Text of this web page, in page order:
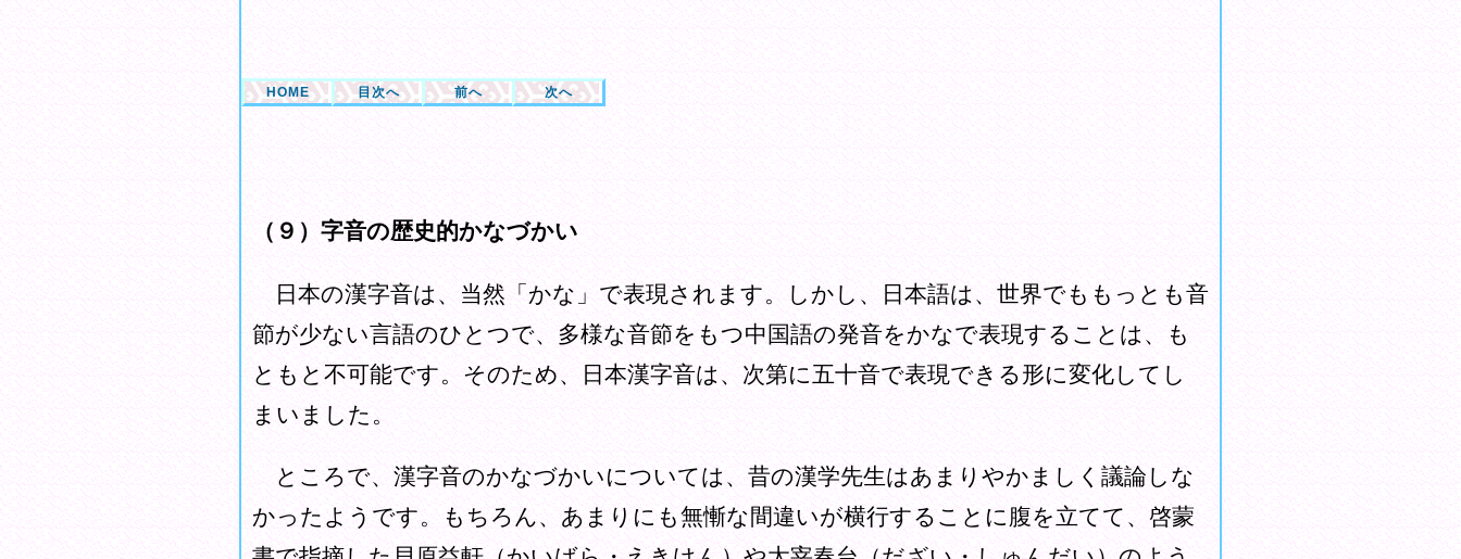
（９）字音の歴史的かなづかい
日本の漢字音は、当然「かな」で表現されます。しかし、日本語は、世界でももっとも音
節が少ない言語のひとつで、多様な音節をもつ中国語の発音をかなで表現することは、も
ともと不可能です。そのため、日本漢字音は、次第に五十音で表現できる形に変化してし
まいました。
ところで、漢字音のかなづかいについては、昔の漢学先生はあまりやかましく議論しな
かったようです。もちろん、あまりにも無慚な間違いが横行することに腹を立てて、啓蒙
HOME 目次へ 前へ 次へ